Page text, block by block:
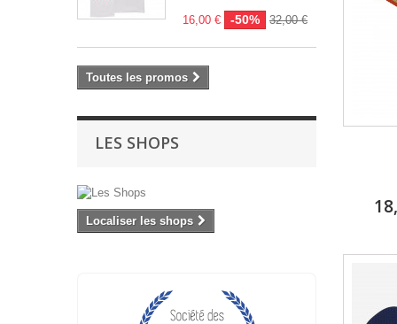
16,00 € -50% 32,00 €
Toutes les promos
LES SHOPS
Localiser les shops